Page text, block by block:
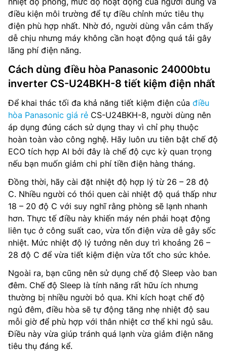
điều kiện môi trường để tự điều chỉnh mức tiêu thụ
điện phù hợp nhất. Nhờ đó, người dùng vẫn cảm thấy
dễ chịu nhưng máy không cần hoạt động quá tải gây
lãng phí điện năng.
Cách dùng điều hòa Panasonic 24000btu
inverter CS-U24BKH-8 tiết kiệm điện nhất
Để khai thác tối đa khả năng tiết kiệm điện của điều
hòa Panasonic giá rẻ CS-U24BKH-8, người dùng nên
áp dụng đúng cách sử dụng thay vì chỉ phụ thuộc
hoàn toàn vào công nghệ. Hãy luôn ưu tiên bật chế độ
ECO tích hợp AI bởi đây là chế độ cực kỳ quan trọng
nếu bạn muốn giảm chi phí tiền điện hàng tháng.
Đồng thời, hãy cài đặt nhiệt độ hợp lý từ 26 – 28 độ
C. Nhiều người có thói quen cài nhiệt độ quá thấp như
18 – 20 độ C với suy nghĩ rằng phòng sẽ lạnh nhanh
hơn. Thực tế điều này khiến máy nén phải hoạt động
liên tục ở công suất cao, vừa tốn điện vừa dễ gây sốc
nhiệt. Mức nhiệt độ lý tưởng nên duy trì khoảng 26 –
28 độ C để vừa tiết kiệm điện vừa tốt cho sức khỏe.
Ngoài ra, bạn cũng nên sử dụng chế độ Sleep vào ban
đêm. Chế độ Sleep là tính năng rất hữu ích nhưng
thường bị nhiều người bỏ qua. Khi kích hoạt chế độ
ngủ đêm, điều hòa sẽ tự động tăng nhẹ nhiệt độ sau
mỗi giờ để phù hợp với thân nhiệt cơ thể khi ngủ sâu.
Điều này vừa giúp tránh quá lạnh vừa giảm điện năng
tiêu thụ đáng kể.